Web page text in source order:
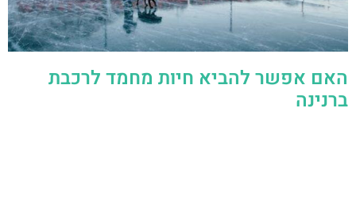
האם אפשר להביא חיות מחמד לרכבת
ברנינה